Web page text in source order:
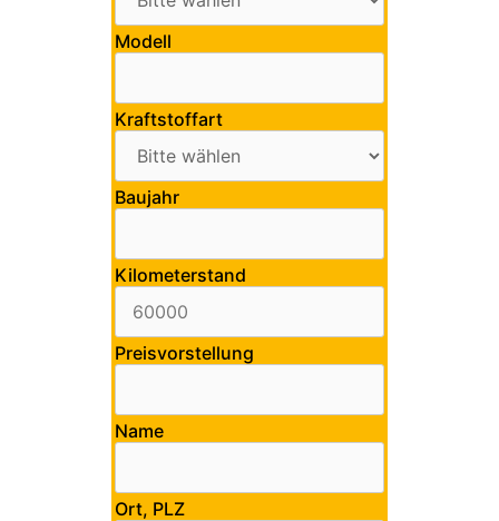
Modell
Kraftstoffart
Baujahr
Kilometerstand
Preisvorstellung
Name
Ort, PLZ